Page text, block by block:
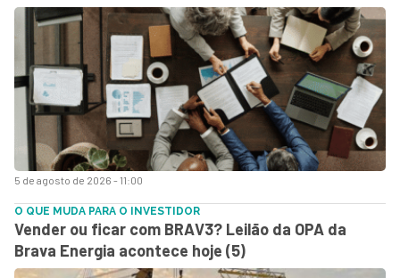
5 de agosto de 2026 - 11:00
O QUE MUDA PARA O INVESTIDOR
Vender ou ficar com BRAV3? Leilão da OPA da
Brava Energia acontece hoje (5)